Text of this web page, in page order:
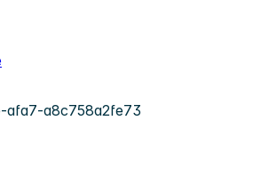
a8c758a2fe73